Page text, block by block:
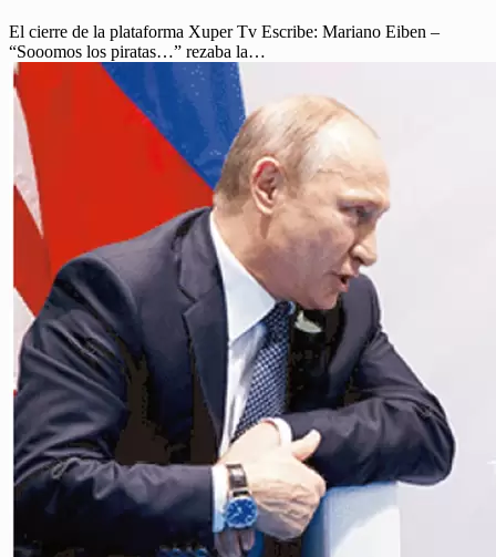
El cierre de la plataforma Xuper Tv Escribe: Mariano Eiben –
“Sooomos los piratas…” rezaba la…